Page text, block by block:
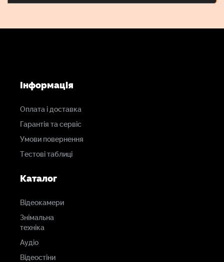
Інформація
Оплата і доставка
Гарантія та сервіс
Умови повернення
Тестові таблиці
Каталог
Відеокамери
Знімальна
техніка
Аудіо
Відеостіни